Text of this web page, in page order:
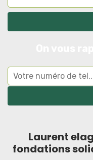
Laurent
fondations